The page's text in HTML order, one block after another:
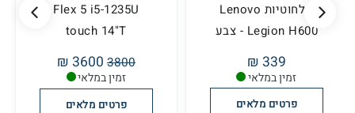
זמין במלאי
Flex 5 i5-1235U
touch 14"T
3800
פרטים מלאים
זמין במלאי
אלחוטיות Lenovo
Legion H600 - צבע
לבן
339 ₪
פרטים מלאים